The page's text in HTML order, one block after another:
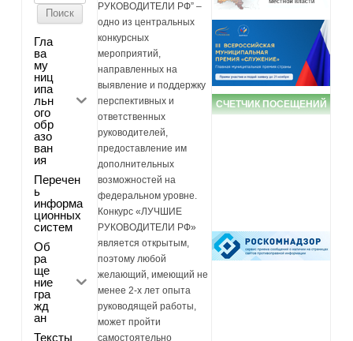
Гла
ва
му
ниц
ипа
льн
ого
обр
азо
ван
ия
Перечен
ь
информа
ционных
систем
Об
ра
ще
ние
гра
жд
ан
Тексты
РУКОВОДИТЕЛИ РФ” –
одно из центральных
конкурсных
мероприятий,
направленных на
выявление и поддержку
перспективных и
ответственных
руководителей,
предоставление им
дополнительных
возможностей на
федеральном уровне.
Конкурс «ЛУЧШИЕ
РУКОВОДИТЕЛИ РФ»
является открытым,
поэтому любой
желающий, имеющий не
менее 2-х лет опыта
руководящей работы,
может пройти
самостоятельно
СЧЕТЧИК ПОСЕЩЕНИЙ